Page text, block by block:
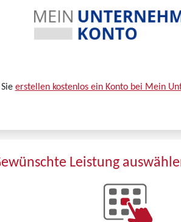
Sie erstellen kostenlos ein Konto bei Mein
Leistung